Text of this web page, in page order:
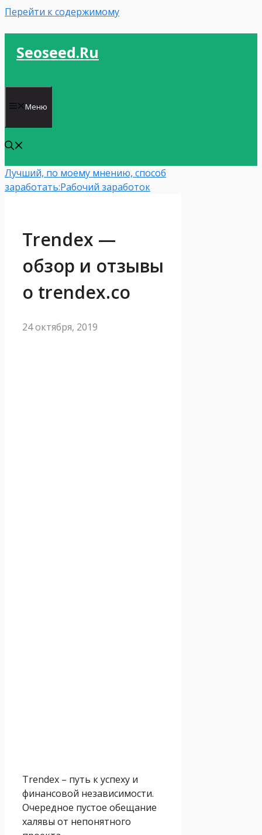
Перейти к содержимому
Seoseed.ru
Меню
Лучший, по моему мнению, способ
заработать:Рабочий заработок
Trendex —
обзор и отзывы
о trendex.co
24 октября, 2019
Trendex – путь к успеху и
финансовой независимости.
Очередное пустое обещание
халявы от непонятного